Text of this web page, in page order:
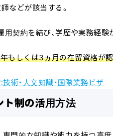
などが該当する。
用契約を結び、学歴や実務経
年もしくは3ヵ月の在留資格が
術・人文知識・国際業務ビザ
ト制の活用方法